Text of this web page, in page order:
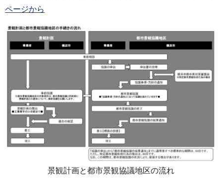
ページから
景観計画と都市景観協議地区の流れ